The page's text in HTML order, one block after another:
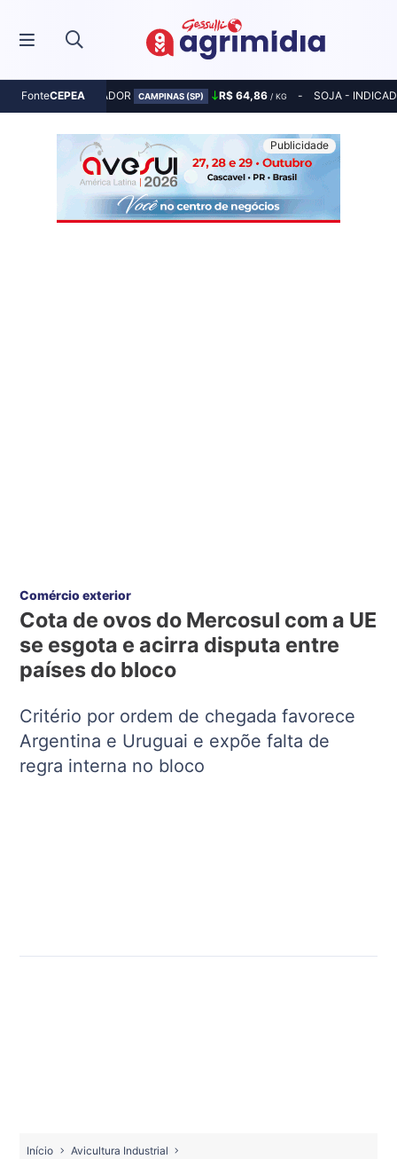
FonteCEPEA
MILHO - INDICADOR CAMPINAS (SP) R$ 64,86 / KG SOJA -
Comércio exterior
Cota de ovos do Mercosul com a UE
se esgota e acirra disputa entre
países do bloco
Critério por ordem de chegada favorece
Argentina e Uruguai e expõe falta de
regra interna no bloco
Início
Avicultura Industrial